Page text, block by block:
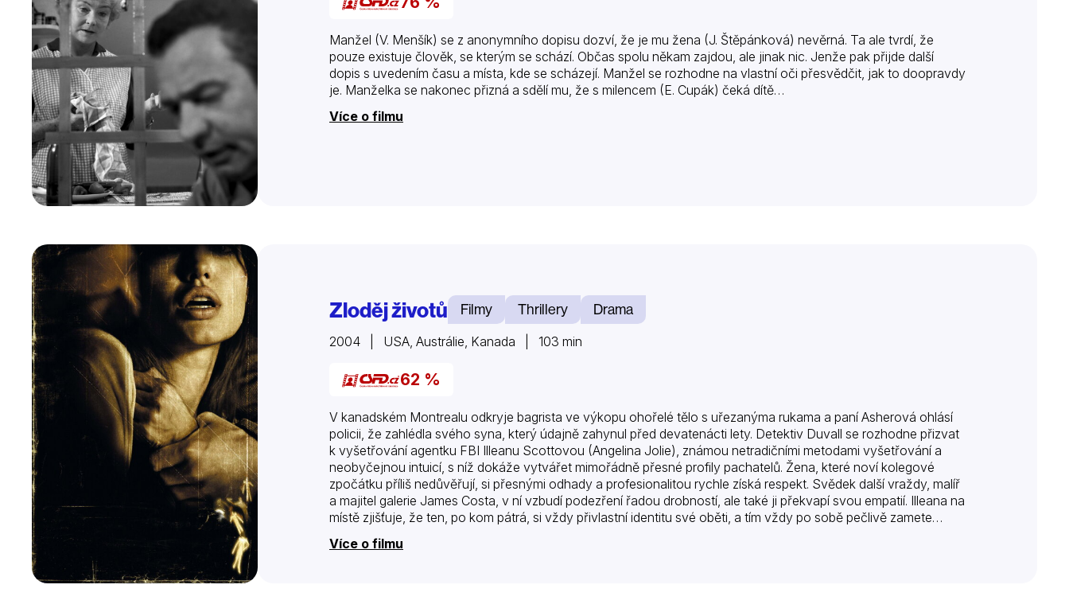
Manžel (V. Menšík) se z anonymního dopisu dozví, že je mu žena (J. Štěpánková) nevěrná. Ta ale tvrdí, že
pouze existuje člověk, se kterým se schází. Občas spolu někam zajdou, ale jinak nic. Jenže pak přijde další
dopis s uvedením času a místa, kde se scházejí. Manžel se rozhodne na vlastní oči přesvědčit, jak to doopravdy
je. Manželka se nakonec přizná a sdělí mu, že s milencem (E. Cupák) čeká dítě…
Více o filmu
Zloděj životů Filmy Thrillery Drama
2004 | USA, Austrálie, Kanada | 103 min
62 %
V kanadském Montrealu odkryje bagrista ve výkopu ohořelé tělo s uřezanýma rukama a paní Asherová ohlásí
policii, že zahlédla svého syna, který údajně zahynul před devatenácti lety. Detektiv Duvall se rozhodne přizvat
k vyšetřování agentku FBI Illeanu Scottovou (Angelina Jolie), známou netradičními metodami vyšetřování a
neobyčejnou intuicí, s níž dokáže vytvářet mimořádně přesné profily pachatelů. Žena, které noví kolegové
zpočátku příliš nedůvěřují, si přesnými odhady a profesionalitou rychle získá respekt. Svědek další vraždy, malíř
a majitel galerie James Costa, v ní vzbudí podezření řadou drobností, ale také ji překvapí svou empatií. Illeana na
místě zjišťuje, že ten, po kom pátrá, si vždy přivlastní identitu své oběti, a tím vždy po sobě pečlivě zamete
všechny stopy. Jak si agentka poradí s…
Více o filmu